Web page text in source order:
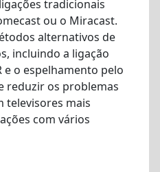
tradicionais
ou o Miracast.
alternativos de
incluindo a ligação
e o espelhamento pelo
reduzir os problemas
televisores mais
com vários